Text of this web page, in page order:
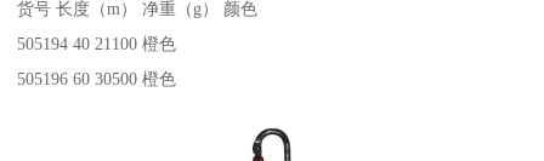
货号 长度（m） 净重（g） 颜色
505194 40 21100 橙色
505196 60 30500 橙色